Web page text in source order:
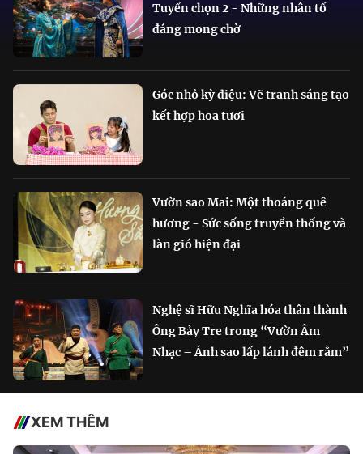
Tuyển chọn 2 - Những nhân tố
đáng mong chờ
Góc nhỏ kỳ diệu: Vẽ tranh sáng tạo
kết hợp hoa tươi
Vườn sao Mai: Một thoáng quê
hương - Sức sống truyền thống và
làn gió hiện đại
Nghệ sĩ Hữu Nghĩa hóa thân thành
Ông Bảy Tre trong “Vườn Âm
Nhạc – Ánh sao lấp lánh đêm rằm”
XEM THÊM